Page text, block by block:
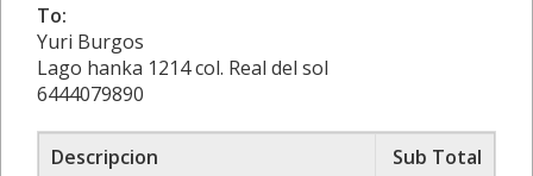
To:
Yuri Burgos
Lago hanka 1214 col. Real del sol
6444079890
Descripcion
Sub Total